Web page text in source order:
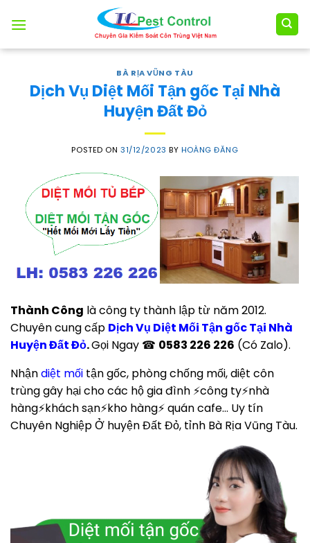
BÀ RỊA VŨNG TÀU
Dịch Vụ Diệt Mối Tận gốc Tại Nhà
Huyện Đất Đỏ
POSTED ON31/12/2023 BY HOÀNG ĐĂNG
Thành Công là công ty thành lập từ năm 2012.
Chuyên cung cấp Dịch Vụ Diệt Mối Tận gốc Tại Nhà
Huyện Đất Đỏ.Gọi Ngay ☎ 0583 226 226 (Có Zalo).
Nhậndiệt mối tận gốc, phòng chống mối, diệt côn
trùng gây hại cho các hộ gia đình ⚡công ty⚡nhà
hàng⚡khách sạn⚡kho hàng⚡ quán cafe… Uy tín
Chuyên Nghiệp Ở huyện Đất Đỏ, tỉnh Bà Rịa Vũng Tàu.